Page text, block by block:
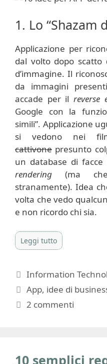
1. Lo “Shazam
Applicazione per
dal volto dopo scatto
d’immagine. Il
da immagini
accade per il reverse
Google con la
simili”. Applicazione
si vedono nei
cattivone presunto
un database di
rendering (ma
stranamente). Idea
volta che vedo
e non ricordo chi sia.
Leggi tutto
Categorie
Information
Tag
App, idee di
2 commenti
10 semplici